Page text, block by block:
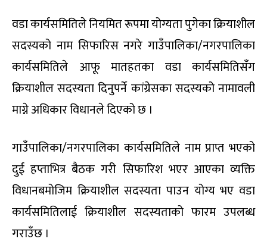
वडा कार्यसमितिले नियमित रूपमा योग्यता पुगेका क्रियाशील
सदस्यको नाम सिफारिस नगरे गाउँपालिका/नगरपालिका
कार्यसमितिले आफू मातहतका वडा कार्यसमितिसँग
क्रियाशील सदस्यता दिनुपर्ने कांग्रेसका सदस्यको नामावली
माग्ने अधिकार विधानले दिएको छ ।
गाउँपालिका/नगरपालिका कार्यसमितिले नाम प्राप्त भएको
दुई हप्ताभित्र बैठक गरी सिफारिश भएर आएका व्यक्ति
विधानबमोजिम क्रियाशील सदस्यता पाउन योग्य भए वडा
कार्यसमितिलाई क्रियाशील सदस्यताको फारम उपलब्ध
गराउँछ ।